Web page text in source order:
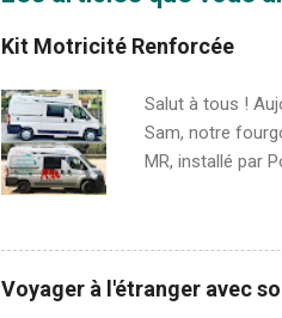
Kit Motricité Renforcée
Salut à tous !
Sam, notre
MR, installé par
pont/
installée sous le
Snow, Boue et
différentiel à
Voyager à l'étranger avec